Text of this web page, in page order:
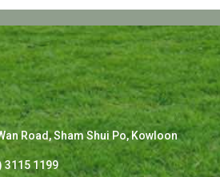
Road, Sham Shui Po, Kowloon
3115 1199